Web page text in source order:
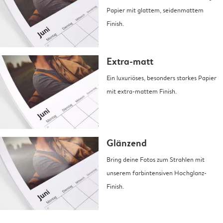
Papier mit glattem, seidenmattem
Finish.
Extra-matt
Ein luxuriöses, besonders starkes Papier
mit extra-mattem Finish.
Glänzend
Bring deine Fotos zum Strahlen mit
unserem farbintensiven Hochglanz-
Finish.